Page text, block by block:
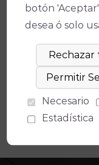
NO
botón
desea ó solo
Necesario
Estadística